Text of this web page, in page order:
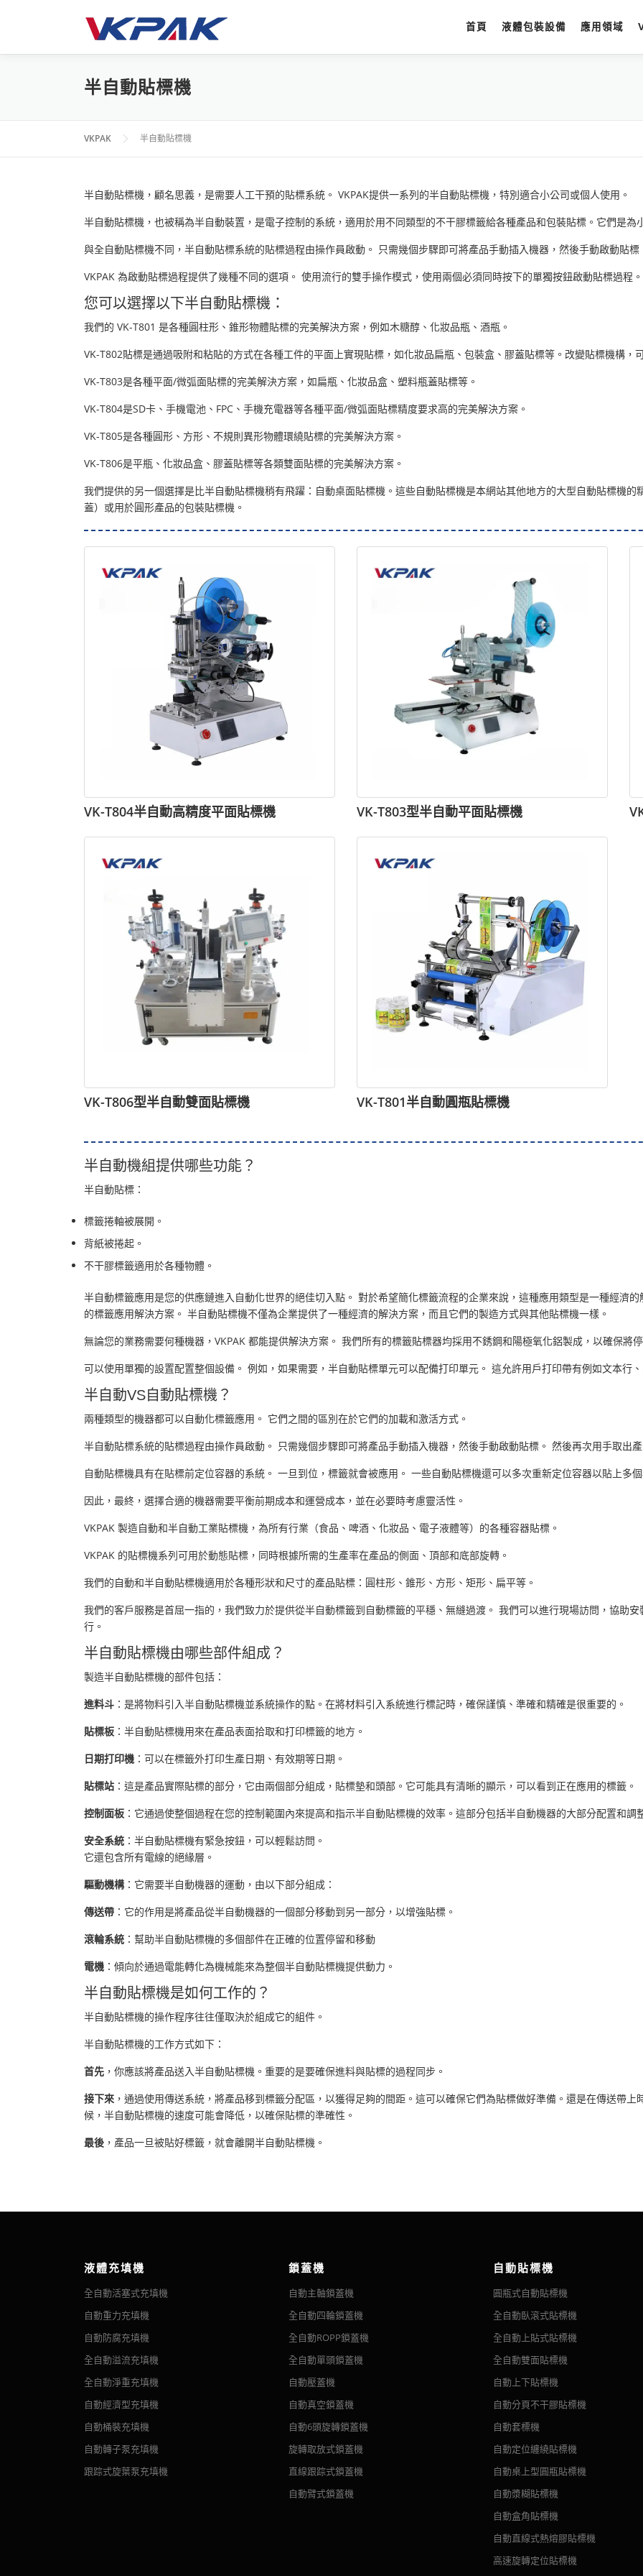
要
首頁 液體包裝設備 應用領域
半自動貼標機
VKPAK 半自動貼標機
半自動貼標機，顧名思義，是需要人工干預的貼標系統。 VKPAK提供一系列的半自動貼標機，特別適合小公司或個人使用。
半自動貼標機，也被稱為半自動裝置，是電子控制的系統，適用於用不同類型的不干膠標籤給各種產品和包裝貼標。它們是
與全自動貼標機不同，半自動貼標系統的貼標過程由操作員啟動。 只需幾個步驟即可將產品手動插入機器，然後手動啟動貼
VKPAK 為啟動貼標過程提供了幾種不同的選項。 使用流行的雙手操作模式，使用兩個必須同時按下的單獨按鈕啟動貼標過程
您可以選擇以下半自動貼標機：
我們的 VK-T801 是各種圓柱形、錐形物體貼標的完美解決方案，例如木糖醇、化妝品瓶、酒瓶。
VK-T802貼標是通過吸附和粘貼的方式在各種工件的平面上實現貼標，如化妝品扁瓶、包裝盒、膠蓋貼標等。改變貼標機構，
VK-T803是各種平面/微弧面貼標的完美解決方案，如扁瓶、化妝品盒、塑料瓶蓋貼標等。
VK-T804是SD卡、手機電池、FPC、手機充電器等各種平面/微弧面貼標精度要求高的完美解決方案。
VK-T805是各種圓形、方形、不規則異形物體環繞貼標的完美解決方案。
VK-T806是平瓶、化妝品盒、膠蓋貼標等各類雙面貼標的完美解決方案。
我們提供的另一個選擇是比半自動貼標機稍有飛躍：自動桌面貼標機。這些自動貼標機是本網站其他地方的大型自動貼標機
蓋）或用於圓形產品的包裝貼標機。
VK-T804半自動高精度平面貼標機 VK-T803型半自動平面貼標機
VK-T806型半自動雙面貼標機 VK-T801半自動圓瓶貼標機
半自動機組提供哪些功能？
半自動貼標：
標籤捲軸被展開。
背紙被捲起。
不干膠標籤適用於各種物體。
半自動標籤應用是您的供應鏈進入自動化世界的絕佳切入點。 對於希望簡化標籤流程的企業來說，這種應用類型是一種經濟
的標籤應用解決方案。 半自動貼標機不僅為企業提供了一種經濟的解決方案，而且它們的製造方式與其他貼標機一樣。
無論您的業務需要何種機器，VKPAK 都能提供解決方案。 我們所有的標籤貼標器均採用不銹鋼和陽極氧化鋁製成，以確保將
可以使用單獨的設置配置整個設備。 例如，如果需要，半自動貼標單元可以配備打印單元。 這允許用戶打印帶有例如文本行
半自動VS自動貼標機？
兩種類型的機器都可以自動化標籤應用。 它們之間的區別在於它們的加載和激活方式。
半自動貼標系統的貼標過程由操作員啟動。 只需幾個步驟即可將產品手動插入機器，然後手動啟動貼標。 然後再次用手取出
自動貼標機具有在貼標前定位容器的系統。 一旦到位，標籤就會被應用。 一些自動貼標機還可以多次重新定位容器以貼上多
因此，最終，選擇合適的機器需要平衡前期成本和運營成本，並在必要時考慮靈活性。
VKPAK 製造自動和半自動工業貼標機，為所有行業（食品、啤酒、化妝品、電子液體等）的各種容器貼標。
VKPAK 的貼標機系列可用於動態貼標，同時根據所需的生產率在產品的側面、頂部和底部旋轉。
我們的自動和半自動貼標機適用於各種形狀和尺寸的產品貼標：圓柱形、錐形、方形、矩形、扁平等。
我們的客戶服務是首屈一指的，我們致力於提供從半自動標籤到自動標籤的平穩、無縫過渡。 我們可以進行現場訪問，協助
行。
半自動貼標機由哪些部件組成？
製造半自動貼標機的部件包括：
進料斗 ：是將物料引入半自動貼標機並系統操作的點。在將材料引入系統進行標記時，確保謹慎、準確和精確是很重要的。
貼標板 ：半自動貼標機用來在產品表面拾取和打印標籤的地方。
日期打印機 ：可以在標籤外打印生產日期、有效期等日期。
貼標站 ：這是產品實際貼標的部分，它由兩個部分組成，貼標墊和頭部。它可能具有清晰的顯示，可以看到正在應用的標籤。
控制面板 ：它通過使整個過程在您的控制範圍內來提高和指示半自動貼標機的效率。這部分包括半自動機器的大部分配置和調
安全系統 ：半自動貼標機有緊急按鈕，可以輕鬆訪問。
它還包含所有電線的絕緣層。
驅動機構：它需要半自動機器的運動，由以下部分組成：
傳送帶 ：它的作用是將產品從半自動機器的一個部分移動到另一部分，以增強貼標。
滾輪系統 ：幫助半自動貼標機的多個部件在正確的位置停留和移動
電機 ：傾向於通過電能轉化為機械能來為整個半自動貼標機提供動力。
半自動貼標機是如何工作的？
半自動貼標機的操作程序往往僅取決於組成它的組件。
半自動貼標機的工作方式如下：
首先 ，你應該將產品送入半自動貼標機。重要的是要確保進料與貼標的過程同步。
接下來 ，通過使用傳送系統，將產品移到標籤分配區，以獲得足夠的間距。這可以確保它們為貼標做好準備。還是在傳送帶
候，半自動貼標機的速度可能會降低，以確保貼標的準確性。
最後 ，產品一旦被貼好標籤，就會離開半自動貼標機。
液體充填機
全自動活塞式充填機
自動重力充填機
自動防腐充填機
全自動溢流充填機
全自動淨重充填機
自動經濟型充填機
自動桶裝充填機
自動轉子泵充填機
跟踪式旋葉泵充填機
鎖蓋機
自動主軸鎖蓋機
全自動四輪鎖蓋機
全自動ROPP鎖蓋機
全自動單頭鎖蓋機
自動壓蓋機
自動真空鎖蓋機
自動6頭旋轉鎖蓋機
旋轉取放式鎖蓋機
直線跟踪式鎖蓋機
自動臂式鎖蓋機
自動貼標機
圓瓶式自動貼標機
全自動臥滾式貼標機
全自動上貼式貼標機
全自動雙面貼標機
自動上下貼標機
自動分頁不干膠貼標機
自動套標機
自動定位纏繞貼標機
自動桌上型圓瓶貼標機
自動漿糊貼標機
自動盒角貼標機
自動直線式熱熔膠貼標機
高速旋轉定位貼標機